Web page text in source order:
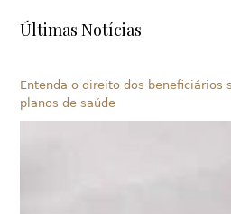
Últimas Notícias
Entenda o direito dos beneficiários
planos de saúde